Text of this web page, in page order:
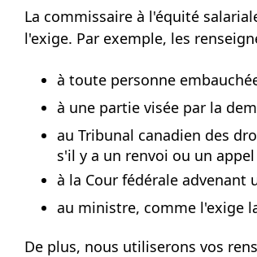
La commissaire à l'équité
l'exige. Par exemple, les
à toute personne
à une partie visée par la
au Tribunal canadien des
s'il y a un renvoi ou un
à la Cour fédérale
au ministre, comme l'exige
De plus, nous utiliserons vos